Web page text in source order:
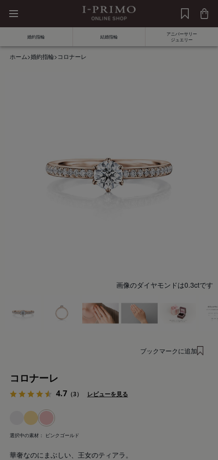
婚約指輪 結婚指輪
アニバーサリー
ジュエリー
ホーム>婚約指輪> コロナーレ
画像のダイヤモンドは0.3ctです
ブックマークに追加
コロナーレ
4.7 （3） レビューを見る
選択中の素材： ピンクゴールド
華奢なのにまぶしい、王女のティアラ。